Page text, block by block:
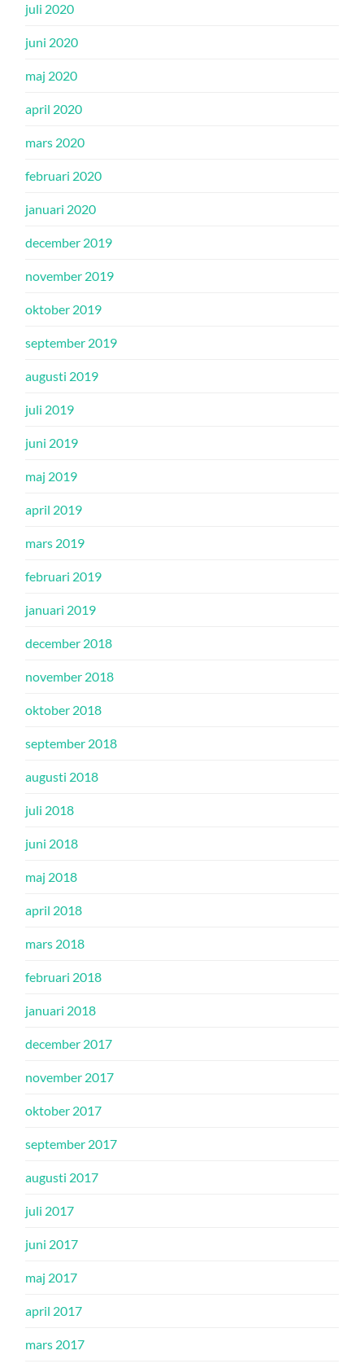
juli 2020
juni 2020
maj 2020
april 2020
mars 2020
februari 2020
januari 2020
december 2019
november 2019
oktober 2019
september 2019
augusti 2019
juli 2019
juni 2019
maj 2019
april 2019
mars 2019
februari 2019
januari 2019
december 2018
november 2018
oktober 2018
september 2018
augusti 2018
juli 2018
juni 2018
maj 2018
april 2018
mars 2018
februari 2018
januari 2018
december 2017
november 2017
oktober 2017
september 2017
augusti 2017
juli 2017
juni 2017
maj 2017
april 2017
mars 2017